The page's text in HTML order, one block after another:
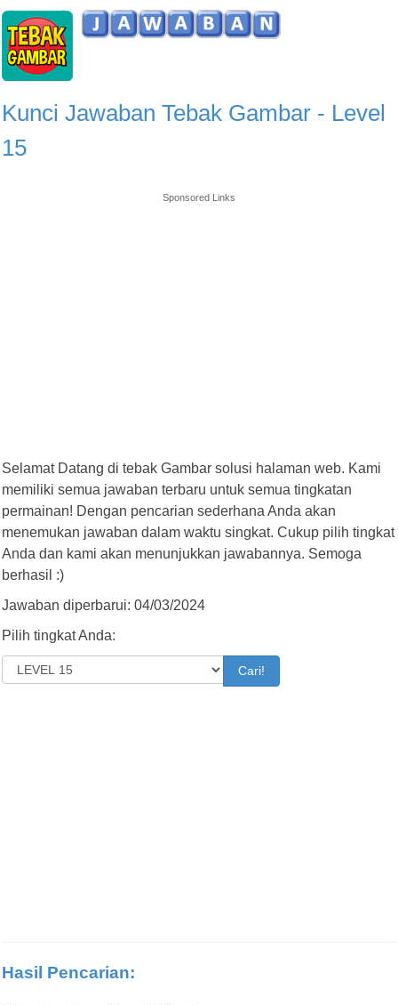
Kunci Jawaban Tebak Gambar - Level
15
Sponsored Links
Selamat Datang di tebak Gambar solusi halaman web. Kami
memiliki semua jawaban terbaru untuk semua tingkatan
permainan! Dengan pencarian sederhana Anda akan
menemukan jawaban dalam waktu singkat. Cukup pilih tingkat
Anda dan kami akan menunjukkan jawabannya. Semoga
berhasil :)
Jawaban diperbarui: 04/03/2024
Pilih tingkat Anda:
Cari!
Hasil Pencarian: